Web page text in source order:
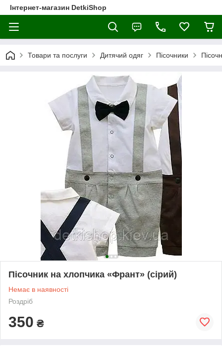
Інтернет-магазин DetkiShop
Товари та послуги Дитячий одяг Пісочники
Пісочник на хлопчика «Франт» (сірий)
Немає в наявності
Роздріб
350 ₴